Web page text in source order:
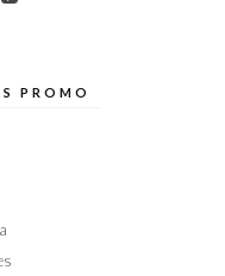
sur
PROMO